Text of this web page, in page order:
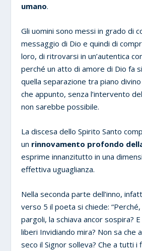
umano.
Gli uomini sono messi in grado di
messaggio di Dio e quindi di
loro, di ritrovarsi in un’autentica
perché un atto di amore di Dio fa
quella separazione tra piano
che appunto, senza l’intervento
non sarebbe possibile.
La discesa dello Spirito Santo
un rinnovamento profondo
esprime innanzitutto in una
effettiva uguaglianza.
Nella seconda parte dell’inno,
verso 5 il poeta si chiede: “Perché,
pargoli, la schiava ancor sospira?
liberi Invidiando mira? Non sa che
seco il Signor solleva? Che a tutti i